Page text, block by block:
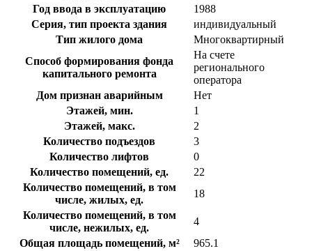
Год ввода в эксплуатацию
1988
Серия, тип проекта здания
индивидуальный
Тип жилого дома
Многоквартирный
Способ формирования фонда
капитального ремонта
На счете
регионального
оператора
Дом признан аварийным
Нет
Этажей, мин.
1
Этажей, макс.
2
Количество подъездов
3
Количество лифтов
0
Количество помещений, ед.
22
Количество помещений, в том
числе, жилых, ед.
18
Количество помещений, в том
числе, нежилых, ед.
4
Общая площадь помещений, м²
965.1